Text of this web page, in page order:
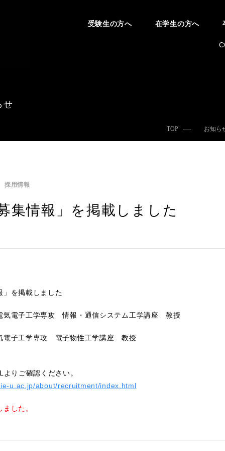
受験生の方へ 在学生の方へ
せ
TOP お知ら
採用情報
集情報」を掲載しました
」を掲載しました
電子工学専攻 情報・通信システム工学講座 教授
電子工学専攻 電子物性工学講座 教授
りご確認ください。
u.ac.jp/about/recruitment/index.html
した。